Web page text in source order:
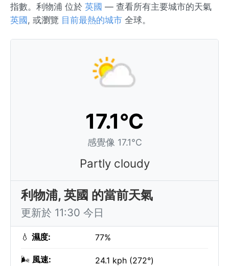
指數。利物浦 位於 英國 — 查看所有主要城市的天氣
英國 , 或瀏覽 目前最熱的城市 全球。
17.1°C
感覺像 17.1°C
Partly cloudy
利物浦, 英國 的當前天氣
更新於 11:30 今日
💧 濕度: 77%
🌬️ 風速: 24.1 kph (272°)